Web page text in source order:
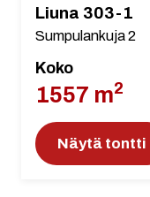
Liuna 303-1
Sumpulankuja 2
Koko
1557 m2
Näytä tontti